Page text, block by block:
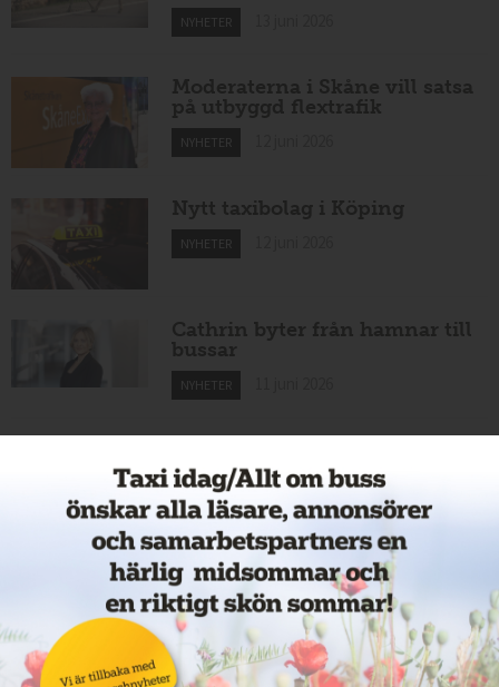
NYHETER
Moderaterna i Skåne vill satsa
på utbyggd flextrafik
NYHETER
Nytt taxibolag i Köping
NYHETER
Cathrin byter från hamnar till
bussar
NYHETER
NYHETER 11 juni 2026
Nytt taxibolag i Borlänge
NYHETER 11 juni 2026